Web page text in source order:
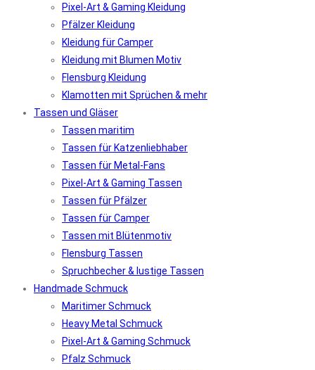
Pixel-Art & Gaming Kleidung
Pfälzer Kleidung
Kleidung für Camper
Kleidung mit Blumen Motiv
Flensburg Kleidung
Klamotten mit Sprüchen & mehr
Tassen und Gläser
Tassen maritim
Tassen für Katzenliebhaber
Tassen für Metal-Fans
Pixel-Art & Gaming Tassen
Tassen für Pfälzer
Tassen für Camper
Tassen mit Blütenmotiv
Flensburg Tassen
Spruchbecher & lustige Tassen
Handmade Schmuck
Maritimer Schmuck
Heavy Metal Schmuck
Pixel-Art & Gaming Schmuck
Pfalz Schmuck